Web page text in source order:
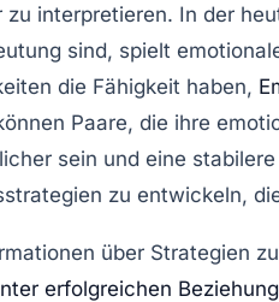
zu interpretieren. In der
sind, spielt
die Fähigkeit haben,
Paare, die ihre
sein und eine
zu entwickeln,
über Strategien
erfolgreichen